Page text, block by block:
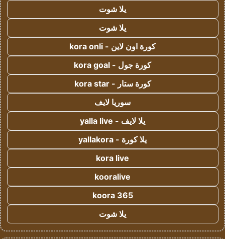
يلا شوت
يلا شوت
كورة اون لاين - kora onli
كورة جول - kora goal
كورة ستار - kora star
سوريا لايف
يلا لايف - yalla live
يلا كورة - yallakora
kora live
kooralive
koora 365
يلا شوت